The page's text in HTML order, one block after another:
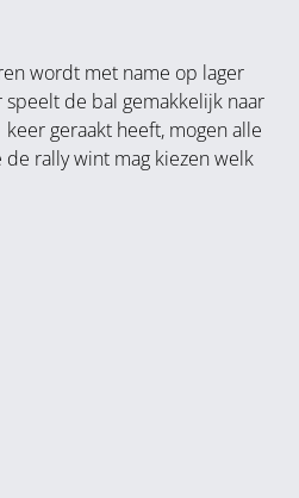
wordt met name op lager
de bal gemakkelijk naar
geraakt heeft, mogen alle
rally wint mag kiezen welk